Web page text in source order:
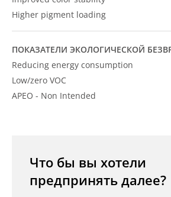
Higher pigment loading
ПОКАЗАТЕЛИ ЭКОЛОГИЧЕСКОЙ
Reducing energy consumption
Low/zero VOC
APEO - Non Intended
Что бы вы хотели
предпринять далее?